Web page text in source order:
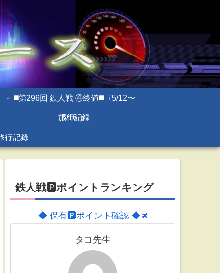
◼️第296回 鉄人戦 ④終値◼️（5/12〜
5/16 ）
旅行記録
行記録
鉄人戦🅿ポイントランキング
◆ 保有🅿ポイント確認 ◆
タコ先生